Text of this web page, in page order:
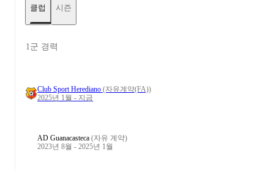
클럽 시즌
1군 경력
Club Sport Herediano (자유계약(FA))
2025년 1월 - 지금
AD Guanacasteca (자유 계약)
2023년 8월 - 2025년 1월